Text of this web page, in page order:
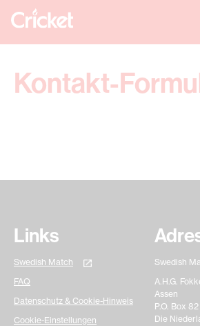
Kontakt-
Links
Swedish Match
FAQ
Datenschutz & Cookie-Hinweis
Cookie-Einstellungen
Swedish
A.H.G.
Assen
P.O. Box
Die